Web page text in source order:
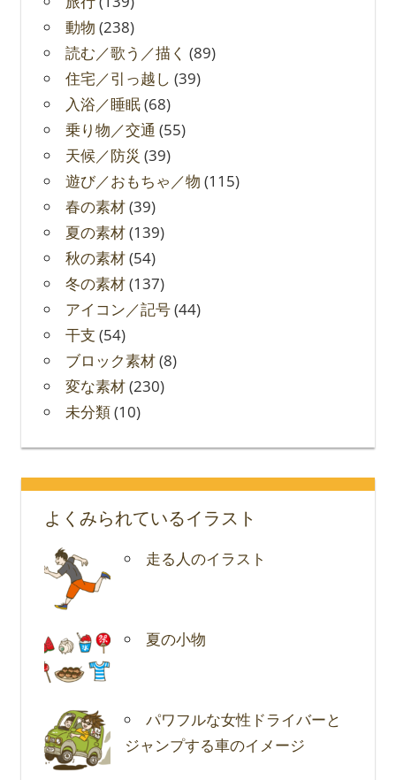
動物 (238)
読む／歌う／描く (89)
住宅／引っ越し (39)
入浴／睡眠(68)
乗り物／交通 (55)
天候／防災 (39)
遊び／おもちゃ／物 (115)
春の素材(39)
夏の素材(139)
秋の素材(54)
冬の素材(137)
アイコン／記号(44)
干支 (54)
ブロック素材(8)
変な素材(230)
未分類(10)
よくみられているイラスト
走る人のイラスト
夏の小物
パワフルな女性ドライバーと
ジャンプする車のイメージ